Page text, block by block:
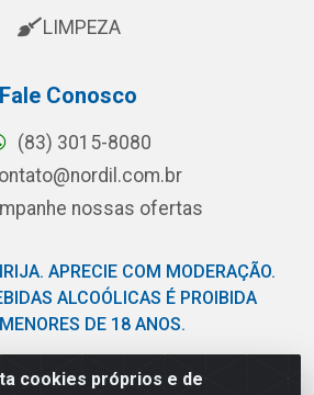
cookies próprios e de
LIMPEZA
Fale Conosco
(83) 3015-8080
nossas ofertas
APRECIE COM MODERAÇÃO.
ALCOÓLICAS É PROIBIDA
DE 18 ANOS.